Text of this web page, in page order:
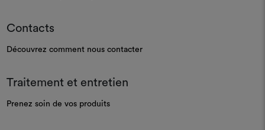
Contacts
Découvrez comment nous contacter
Traitement et entretien
Prenez soin de vos produits